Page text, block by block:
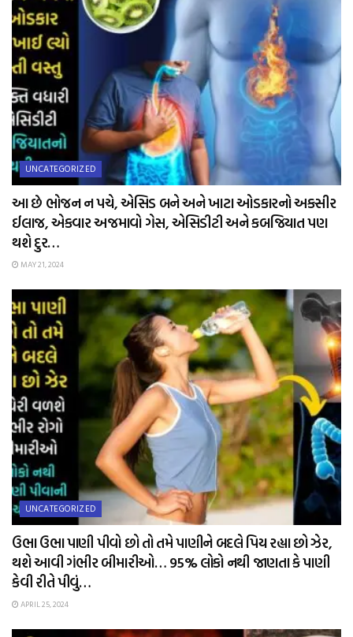
UNCATEGORIZED
આ છે ભોજન ન પચે, એસિડ બને અને ખાટા ઓડકારનો અકસીર
ઈલાજ, એકવાર અજમાવો ગેસ, એસિડીટી અને કબજિયાત પણ
થશે દુર…
MAY 21, 2024
UNCATEGORIZED
ઉભા ઉભા પાણી પીવો છો તો તમે પાણીને બદલે પિય રહ્યા છો ઝેર,
થશે આવી ગંભીર બીમારીઓ… 95% લોકો નથી જાણતા કે પાણી
કેવી રીતે પીવું…
APRIL 25, 2024